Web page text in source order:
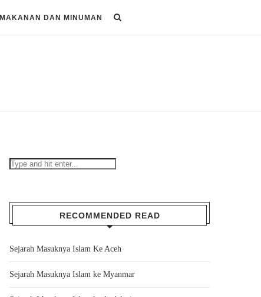
MAKANAN DAN MINUMAN
RECOMMENDED READ
Sejarah Masuknya Islam Ke Aceh
Sejarah Masuknya Islam ke Myanmar